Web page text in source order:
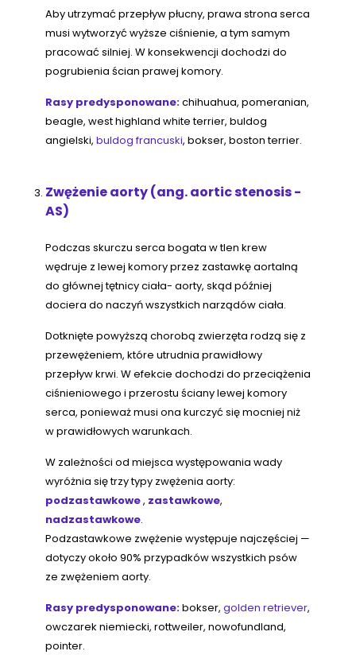
Aby utrzymać przepływ płucny, prawa strona serca
musi wytworzyć wyższe ciśnienie, a tym samym
pracować silniej. W konsekwencji dochodzi do
pogrubienia ścian prawej komory.
Rasy predysponowane:chihuahua, pomeranian,
beagle, west highland white terrier, buldog
angielski, buldog francuski, bokser, boston terrier.
Zwężenie aorty (ang. aortic stenosis -
AS)
Podczas skurczu serca bogata w tlen krew
wędruje z lewej komory przez zastawkę aortalną
do głównej tętnicy ciała- aorty, skąd później
dociera do naczyń wszystkich narządów ciała.
Dotknięte powyższą chorobą zwierzęta rodzą się z
przewężeniem, które utrudnia prawidłowy
przepływ krwi. W efekcie dochodzi do przeciążenia
ciśnieniowego i przerostu ściany lewej komory
serca, ponieważ musi ona kurczyć się mocniej niż
w prawidłowych warunkach.
W zależności od miejsca występowania wady
wyróżnia się trzy typy zwężenia aorty:
podzastawkowe, zastawkowe,
nadzastawkowe.
Podzastawkowe zwężenie występuje najczęściej —
dotyczy około 90% przypadków wszystkich psów
ze zwężeniem aorty.
Rasy predysponowane:bokser, golden retriever,
owczarek niemiecki, rottweiler, nowofundland,
pointer.